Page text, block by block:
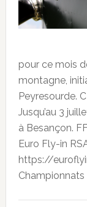
pour ce mois
montagne,
Peyresourde.
Jusqu’au 3
à Besançon.
Euro Fly-in
https://
Championnats